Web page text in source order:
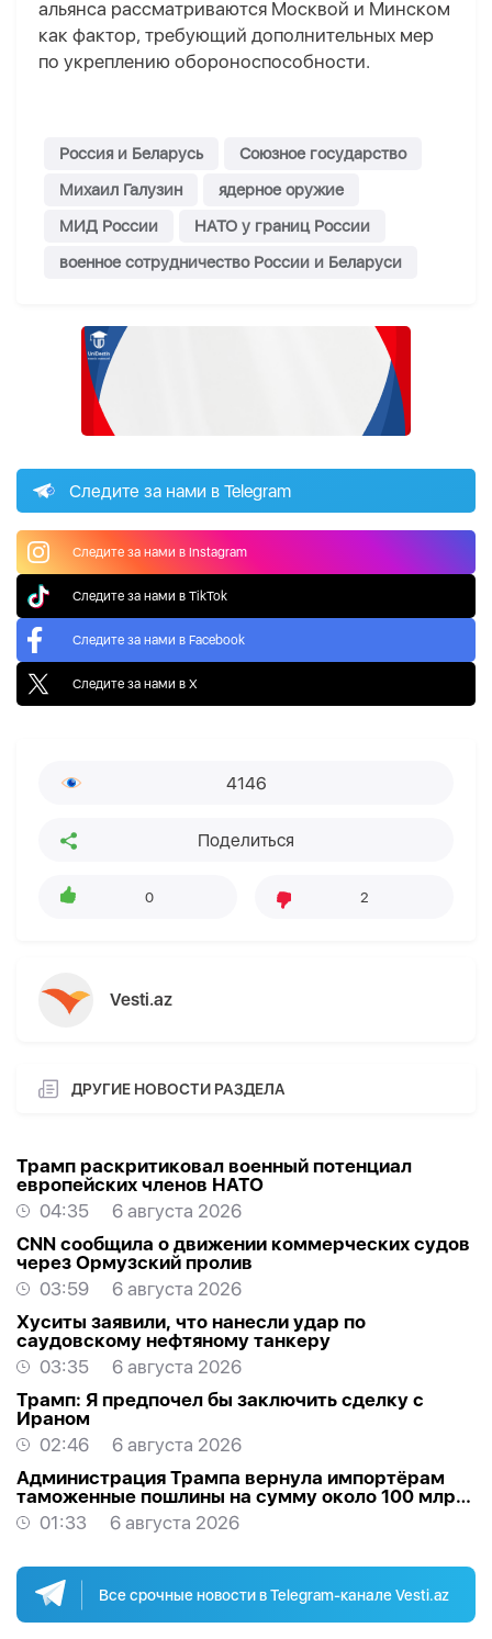
альянса рассматриваются Москвой и Минском
как фактор, требующий дополнительных мер
по укреплению обороноспособности.
Россия и Беларусь
Союзное государство
Михаил Галузин
ядерное оружие
МИД России
НАТО у границ России
военное сотрудничество России и Беларуси
Следите за нами в Telegram
Следите за нами в Instagram
Следите за нами в TikTok
Следите за нами в Facebook
Следите за нами в X
4146
Поделиться
0 2
Vesti.az
ДРУГИЕ НОВОСТИ РАЗДЕЛА
Трамп раскритиковал военный потенциал
европейских членов НАТО
04:35
6 августа 2026
CNN сообщила о движении коммерческих судов
через Ормузский пролив
03:59
6 августа 2026
Хуситы заявили, что нанесли удар по
саудовскому нефтяному танкеру
03:35
6 августа 2026
Трамп: Я предпочел бы заключить сделку с
Ираном
02:46
6 августа 2026
Администрация Трампа вернула импортёрам
таможенные пошлины на сумму около 100 млрд
долларов
01:33 6 августа 2026
Все срочные новости в Telegram-канале Vesti.az